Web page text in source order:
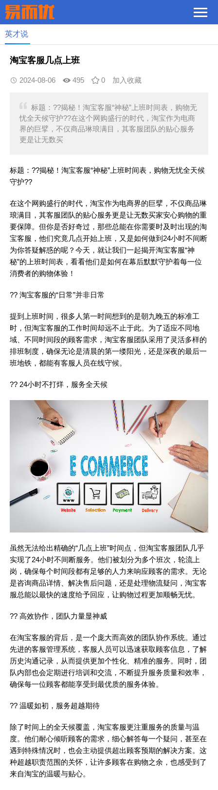
英才说
淘宝客服几点上班
2024-08-06 495 0 加入收藏
标题：??揭秘！淘宝客服“神秘”上班时间表，购物无
忧全天候守护??在这个网购盛行的时代，淘宝作为电商
界的巨擘，不仅商品琳琅满目，其客服团队的贴心服务
更是让无数买
标题：??揭秘！淘宝客服“神秘”上班时间表，购物无忧全天候
守护??
在这个网购盛行的时代，淘宝作为电商界的巨擘，不仅商品琳
琅满目，其客服团队的贴心服务更是让无数买家安心购物的重
要保障。但你是否好奇过，那些总能在你需要时及时出现的淘
宝客服，他们究竟几点开始上班，又是如何做到24小时不间断
为你答疑解惑的呢？今天，就让我们一起揭开淘宝客服“神
秘”的上班时间表，看看他们是如何在幕后默默守护着每一位
消费者的购物体验！
?? 淘宝客服的“日常”并非日常
提到上班时间，很多人第一时间想到的是朝九晚五的标准工
时，但淘宝客服的工作时间却远不止于此。为了适应不同地
域、不同时间段的顾客需求，淘宝客服团队采用了灵活多样的
排班制度，确保无论是清晨的第一缕阳光，还是深夜的最后一
班地铁，都能有客服人员在线守候。
?? 24小时不打烊，服务全天候
虽然无法给出精确的“几点上班”时间点，但淘宝客服团队几乎
实现了24小时不间断服务。他们被划分为多个班次，轮流上
岗，确保每个时间段都有足够的人力来响应顾客的需求。无论
是咨询商品详情、解决售后问题，还是处理物流疑问，淘宝客
服总能以最快的速度给予回应，让购物过程更加顺畅无忧。
?? 高效协作，团队力量显神威
在淘宝客服的背后，是一个庞大而高效的团队协作系统。通过
先进的客服管理系统，客服人员可以迅速获取顾客信息，了解
历史沟通记录，从而提供更加个性化、精准的服务。同时，团
队内部也会定期进行培训和交流，不断提升服务质量和效率，
确保每一位顾客都能享受到最优质的服务体验。
?? 温暖如初，服务超越期待
除了时间上的全天候覆盖，淘宝客服更注重服务的质量与温
度。他们耐心倾听顾客的需求，细心解答每一个疑问，甚至在
遇到特殊情况时，也会主动提供超出顾客预期的解决方案。这
种超越职责范围的关怀，让许多顾客在购物之余，也感受到了
来自淘宝的温暖与贴心。